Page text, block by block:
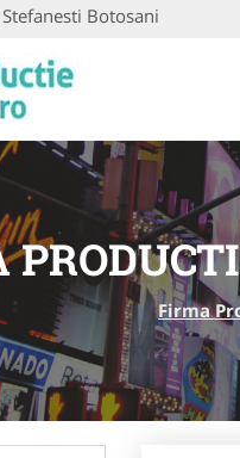
Botosani
Firma